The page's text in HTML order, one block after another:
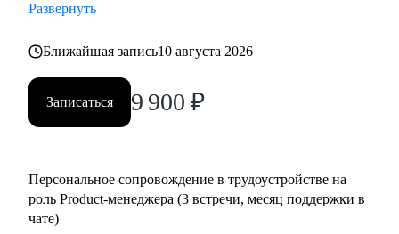
Развернуть
Ближайшая запись10 августа 2026
Записаться 9 900 ₽
Персональное сопровождение в трудоустройстве на
роль Product-менеджера (3 встречи, месяц поддержки в
чате)